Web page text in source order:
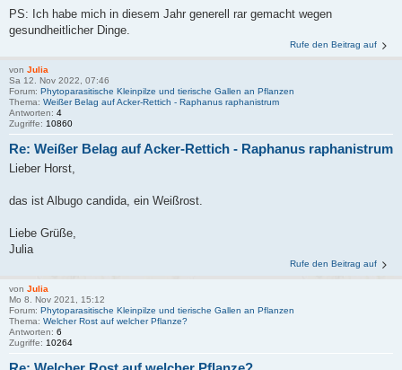
PS: Ich habe mich in diesem Jahr generell rar gemacht wegen
gesundheitlicher Dinge.
Rufe den Beitrag auf
von Julia
Sa 12. Nov 2022, 07:46
Forum: Phytoparasitische Kleinpilze und tierische Gallen an Pflanzen
Thema: Weißer Belag auf Acker-Rettich - Raphanus raphanistrum
Antworten: 4
Zugriffe: 10860
Re: Weißer Belag auf Acker-Rettich - Raphanus raphanistrum
Lieber Horst,
das ist Albugo candida, ein Weißrost.
Liebe Grüße,
Julia
Rufe den Beitrag auf
von Julia
Mo 8. Nov 2021, 15:12
Forum: Phytoparasitische Kleinpilze und tierische Gallen an Pflanzen
Thema: Welcher Rost auf welcher Pflanze?
Antworten: 6
Zugriffe: 10264